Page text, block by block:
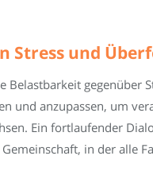
Stress und
gegenüber
und anzupassen, um
Ein fortlaufender
in der alle